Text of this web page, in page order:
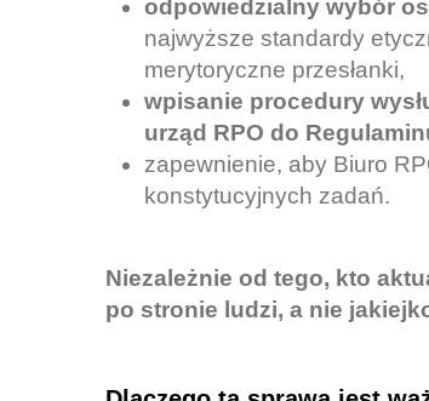
odpowiedzialny wybór
najwyższe standardy
merytoryczne przesłanki,
wpisanie procedury
urząd RPO do
zapewnienie, aby Biuro
konstytucyjnych zadań.
Niezależnie od tego, kto
po stronie ludzi, a nie